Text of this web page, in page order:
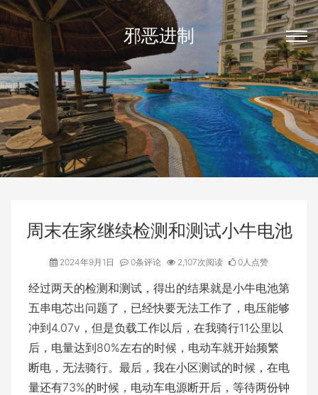
邪恶进制
周末在家继续检测和测试小牛电池
2024年9月1日 0条评论 2,107次阅读 0人点赞
经过两天的检测和测试，得出的结果就是小牛电池第
五串电芯出问题了，已经快要无法工作了，电压能够
冲到4.07v，但是负载工作以后，在我骑行11公里以
后，电量达到80%左右的时候，电动车就开始频繁
断电，无法骑行。最后，我在小区测试的时候，在电
量还有73%的时候，电动车电源断开后，等待两份钟